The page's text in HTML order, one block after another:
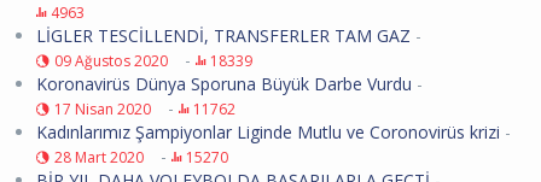
4963
LİGLER TESCİLLENDİ, TRANSFERLER TAM GAZ -
09 Ağustos 2020 - 18339
Koronavirüs Dünya Sporuna Büyük Darbe Vurdu -
17 Nisan 2020 - 11762
Kadınlarımız Şampiyonlar Liginde Mutlu ve Coronovirüs krizi -
28 Mart 2020 - 15270